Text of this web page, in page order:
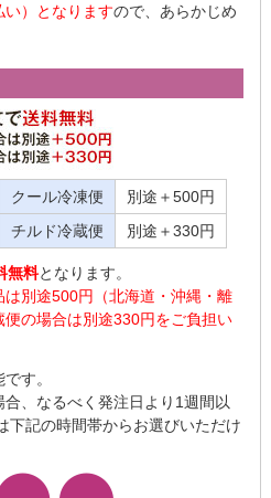
）となりますので、あらかじめ
クール冷凍便
別途＋500円
チルド冷蔵便 別途＋330円
無料となります。
別途500円（北海道・沖縄・離
の場合は別途330円をご負担い
す。
、なるべく発注日より1週間以
下記の時間帯からお選びいただけ